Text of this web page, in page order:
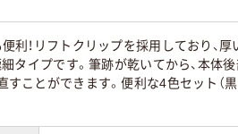
！リフトクリップを採用しており、
タイプです。筆跡が乾いてから、本体
とができます。便利な4色セット（黒・